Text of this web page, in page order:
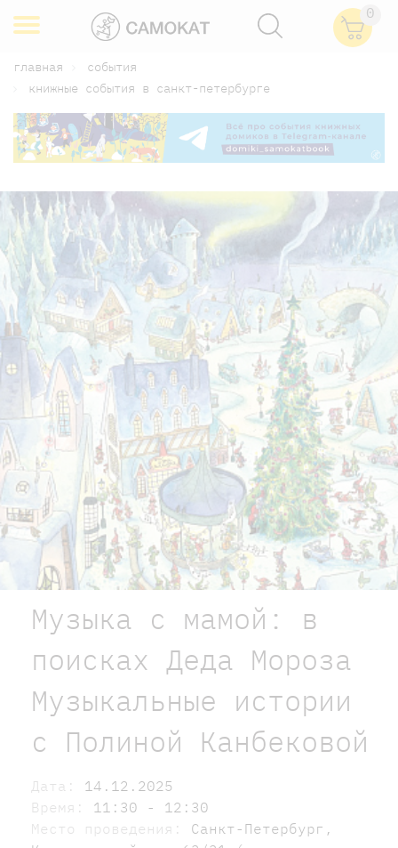
0
главная
события
книжные события в санкт-петербурге
Музыка с мамой: в
поисках Деда Мороза
Музыкальные истории
с Полиной Канбековой
Дата: 14.12.2025
Время: 11:30 - 12:30
Место проведения: Санкт-Петербург,